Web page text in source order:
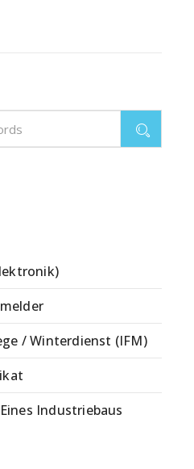
/ Winterdienst (IFM)
Industriebaus